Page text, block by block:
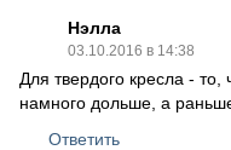
Нэлла
03.10.2016 в 14:38
Для твердого кресла - то,
намного дольше, а
Ответить